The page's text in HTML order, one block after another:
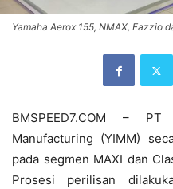
Yamaha Aerox 155, NMAX, Fazzio
BMSPEED7.COM –
Manufacturing (YIMM)
pada segmen MAXI dan
Prosesi perilisan